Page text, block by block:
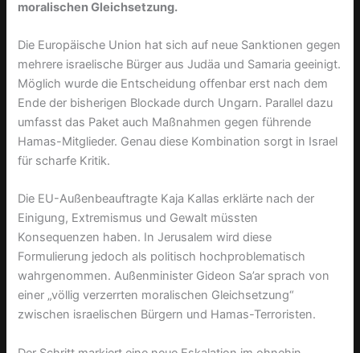
moralischen Gleichsetzung.
Die Europäische Union hat sich auf neue Sanktionen gegen
mehrere israelische Bürger aus Judäa und Samaria geeinigt.
Möglich wurde die Entscheidung offenbar erst nach dem
Ende der bisherigen Blockade durch Ungarn. Parallel dazu
umfasst das Paket auch Maßnahmen gegen führende
Hamas-Mitglieder. Genau diese Kombination sorgt in Israel
für scharfe Kritik.
Die EU-Außenbeauftragte Kaja Kallas erklärte nach der
Einigung, Extremismus und Gewalt müssten
Konsequenzen haben. In Jerusalem wird diese
Formulierung jedoch als politisch hochproblematisch
wahrgenommen. Außenminister Gideon Sa’ar sprach von
einer „völlig verzerrten moralischen Gleichsetzung“
zwischen israelischen Bürgern und Hamas-Terroristen.